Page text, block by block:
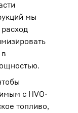
мы
с HVO-
топливо,